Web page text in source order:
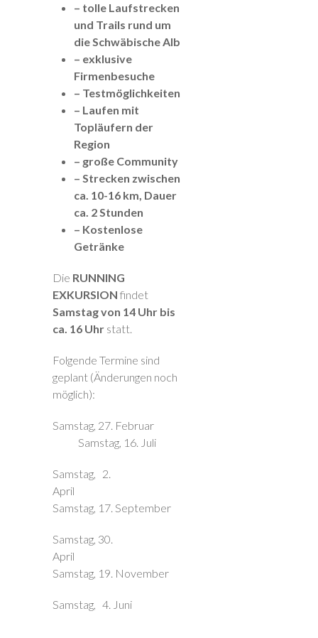
– tolle Laufstrecken
und Trails rund um
die Schwäbische Alb
– exklusive
Firmenbesuche
– Testmöglichkeiten
– Laufen mit
Topläufern der
Region
– große Community
– Strecken zwischen
ca. 10-16 km, Dauer
ca. 2 Stunden
– Kostenlose
Getränke
Die RUNNING
EXKURSION findet
Samstag von 14 Uhr bis
ca. 16 Uhr statt.
Folgende Termine sind
geplant (Änderungen noch
möglich):
Samstag, 27. Februar
Samstag, 16. Juli
Samstag, 2.
April
Samstag, 17. September
Samstag, 30.
April
Samstag, 19. November
Samstag, 4. Juni